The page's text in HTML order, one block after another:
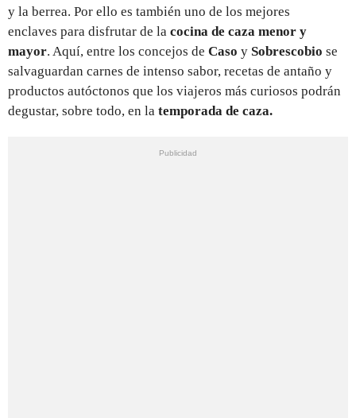
y la berrea. Por ello es también uno de los mejores
enclaves para disfrutar de la cocina de caza menor y
mayor. Aquí, entre los concejos de Caso y Sobrescobio se
salvaguardan carnes de intenso sabor, recetas de antaño y
productos autóctonos que los viajeros más curiosos podrán
degustar, sobre todo, en la temporada de caza.